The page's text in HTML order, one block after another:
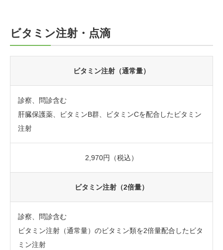
ビタミン注射・点滴
ビタミン注射（通常量）
診察、問診含む
肝臓保護薬、ビタミンB群、ビタミンCを配合したビタミン
注射
2,970円（税込）
ビタミン注射（2倍量）
診察、問診含む
ビタミン注射（通常量）のビタミン類を2倍量配合したビタ
ミン注射